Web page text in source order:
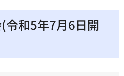
令和5年7月6日開